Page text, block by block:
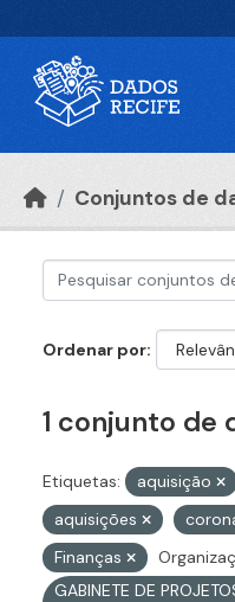
Conjuntos de
Ordenar por
1 conjunto de
Etiquetas: aquisição
aquisições
Finanças
GABINETE DE